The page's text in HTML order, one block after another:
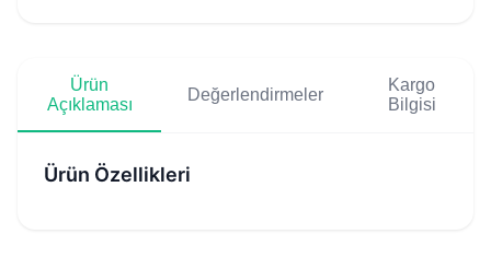
Ürün
Açıklaması
Değerlendirmeler
Kargo
Bilgisi
Ürün Özellikleri